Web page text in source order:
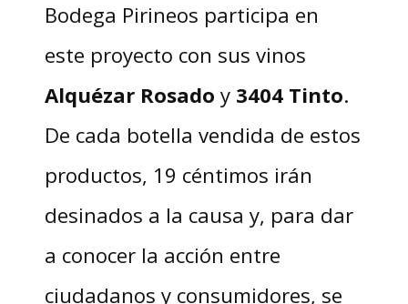
Bodega Pirineos participa en
este proyecto con sus vinos
Alquézar Rosado y 3404 Tinto.
De cada botella vendida de estos
productos, 19 céntimos irán
desinados a la causa y, para dar
a conocer la acción entre
ciudadanos y consumidores, se